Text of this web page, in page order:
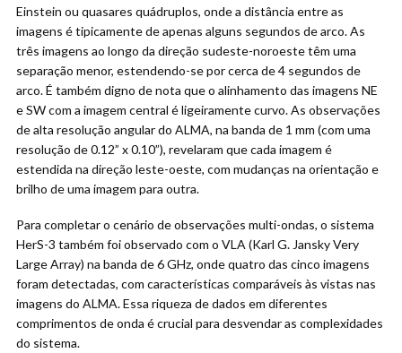
Einstein ou quasares quádruplos, onde a distância entre as
imagens é tipicamente de apenas alguns segundos de arco. As
três imagens ao longo da direção sudeste-noroeste têm uma
separação menor, estendendo-se por cerca de 4 segundos de
arco. É também digno de nota que o alinhamento das imagens NE
e SW com a imagem central é ligeiramente curvo. As observações
de alta resolução angular do ALMA, na banda de 1 mm (com uma
resolução de 0.12” x 0.10”), revelaram que cada imagem é
estendida na direção leste-oeste, com mudanças na orientação e
brilho de uma imagem para outra.
Para completar o cenário de observações multi-ondas, o sistema
HerS-3 também foi observado com o VLA (Karl G. Jansky Very
Large Array) na banda de 6 GHz, onde quatro das cinco imagens
foram detectadas, com características comparáveis às vistas nas
imagens do ALMA. Essa riqueza de dados em diferentes
comprimentos de onda é crucial para desvendar as complexidades
do sistema.